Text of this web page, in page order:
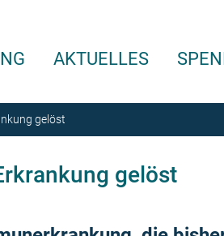
AKTUELLES
gelöst
gelöst